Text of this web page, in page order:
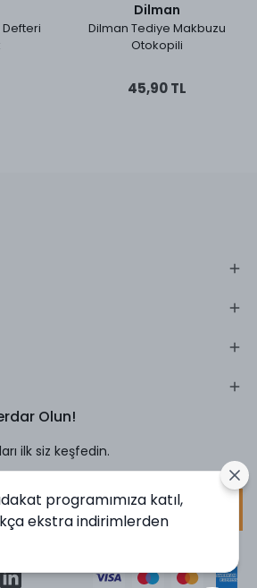
Defteri
Dilman
Dilman Tediye Makbuzu
Otokopili
45,90 TL
Olun!
ilk siz keşfedin.
programımıza katıl,
ekstra indirimlerden